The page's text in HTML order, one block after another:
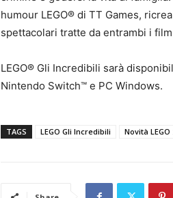
humour LEGO® di TT Games,
spettacolari tratte da entrambi i
LEGO® Gli Incredibili sarà
Nintendo Switch™ e PC Windows.
TAGS LEGO Gli Incredibili Novità LEGO